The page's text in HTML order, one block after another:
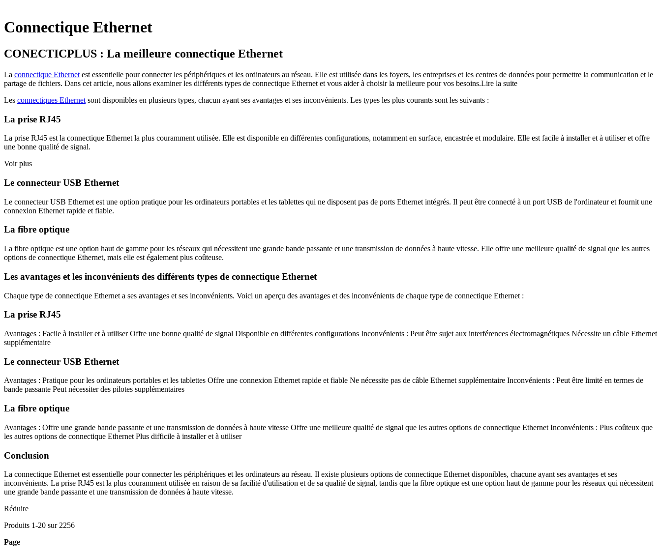
Connectique Ethernet
CONECTICPLUS : La meilleure connectique Ethernet
La connectique Ethernet est essentielle pour connecter les périphériques et les ordinateurs au réseau. Elle est utilisée dans les foyers, les entreprises et les centres de données pour permettre la communication et le
partage de fichiers. Dans cet article, nous allons examiner les différents types de connectique Ethernet et vous aider à choisir la meilleure pour vos besoins.Lire la suite
Les connectiques Ethernet sont disponibles en plusieurs types, chacun ayant ses avantages et ses inconvénients. Les types les plus courants sont les suivants :
La prise RJ45
La prise RJ45 est la connectique Ethernet la plus couramment utilisée. Elle est disponible en différentes configurations, notamment en surface, encastrée et modulaire. Elle est facile à installer et à utiliser et offre
une bonne qualité de signal.
Voir plus
Le connecteur USB Ethernet
Le connecteur USB Ethernet est une option pratique pour les ordinateurs portables et les tablettes qui ne disposent pas de ports Ethernet intégrés. Il peut être connecté à un port USB de l'ordinateur et fournit une
connexion Ethernet rapide et fiable.
La fibre optique
La fibre optique est une option haut de gamme pour les réseaux qui nécessitent une grande bande passante et une transmission de données à haute vitesse. Elle offre une meilleure qualité de signal que les autres
options de connectique Ethernet, mais elle est également plus coûteuse.
Les avantages et les inconvénients des différents types de connectique Ethernet
Chaque type de connectique Ethernet a ses avantages et ses inconvénients. Voici un aperçu des avantages et des inconvénients de chaque type de connectique Ethernet :
La prise RJ45
Avantages : Facile à installer et à utiliser Offre une bonne qualité de signal Disponible en différentes configurations Inconvénients : Peut être sujet aux interférences électromagnétiques Nécessite un câble Ethernet
supplémentaire
Le connecteur USB Ethernet
Avantages : Pratique pour les ordinateurs portables et les tablettes Offre une connexion Ethernet rapide et fiable Ne nécessite pas de câble Ethernet supplémentaire Inconvénients : Peut être limité en termes de
bande passante Peut nécessiter des pilotes supplémentaires
La fibre optique
Avantages : Offre une grande bande passante et une transmission de données à haute vitesse Offre une meilleure qualité de signal que les autres options de connectique Ethernet Inconvénients : Plus coûteux que
les autres options de connectique Ethernet Plus difficile à installer et à utiliser
Conclusion
La connectique Ethernet est essentielle pour connecter les périphériques et les ordinateurs au réseau. Il existe plusieurs options de connectique Ethernet disponibles, chacune ayant ses avantages et ses
inconvénients. La prise RJ45 est la plus couramment utilisée en raison de sa facilité d'utilisation et de sa qualité de signal, tandis que la fibre optique est une option haut de gamme pour les réseaux qui nécessitent
une grande bande passante et une transmission de données à haute vitesse.
Réduire
Produits 1-20 sur 2256
Page